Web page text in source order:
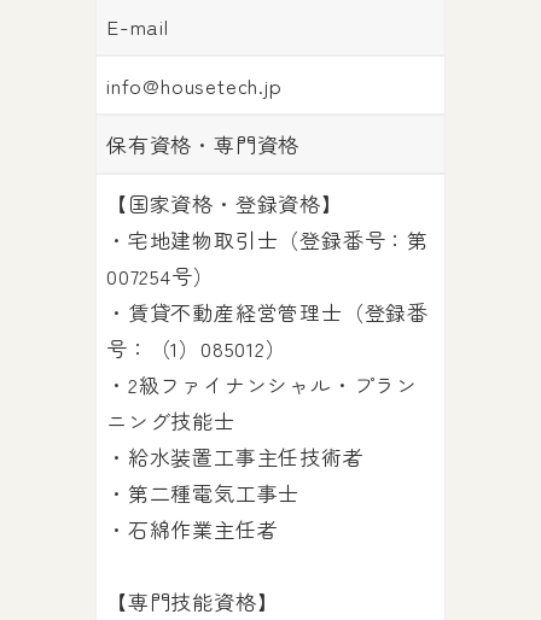
E-mail
info@housetech.jp
保有資格・専門資格
【国家資格・登録資格】
・宅地建物取引士（登録番号：第
007254号）
・賃貸不動産経営管理士（登録番
号：（1）085012）
・2級ファイナンシャル・プラン
ニング技能士
・給水装置工事主任技術者
・第二種電気工事士
・石綿作業主任者
【専門技能資格】